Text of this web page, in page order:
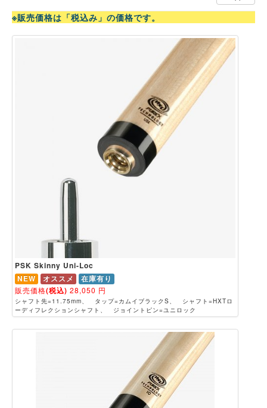
※販売価格は「税込み」の価格です。
PSK Skinny Uni-Loc
NEW オススメ
在庫有り
販売価格(税込) 28,050 円
シャフト先=11.75mm、 タップ=カムイブラックS、 シャフト=HXTロ
ーディフレクションシャフト、 ジョイントピン=ユニロック